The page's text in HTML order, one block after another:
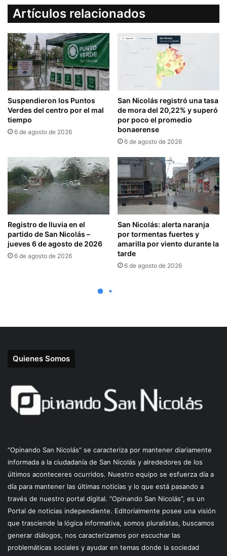
Quienes Somos
“Opinando San Nicolás” se caracteriza por mantener diariamente
informada a la ciudadanía de San Nicolás y alrededores de los
últimos aconteceres ocurridos. Nuestro equipo se esfuerza día a
día para mantener las últimas noticias y lo que está pasando a
través de nuestro portal digital. “Opinando San Nicolás”, es un
Portal de noticias independiente. Editorialmente posee una visión
que trasciende la lógica informativa, somos pluralistas, buscamos
generar diálogos, nos caracterizamos por escuchar las
problemáticas sociales y ayudar en temas donde la sociedad